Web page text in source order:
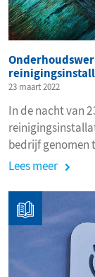
23 maart 2022
In de nacht van
bedrijf genomen
Lees meer